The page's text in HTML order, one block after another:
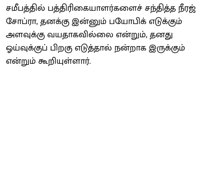
சமீபத்தில் பத்திரிகையாளர்களைச் சந்தித்த நீரஜ்
சோப்ரா, தனக்கு இன்னும் பயோபிக் எடுக்கும்
அளவுக்கு வயதாகவில்லை என்றும், தனது
ஓய்வுக்குப் பிறகு எடுத்தால் நன்றாக இருக்கும்
என்றும் கூறியுள்ளார்.